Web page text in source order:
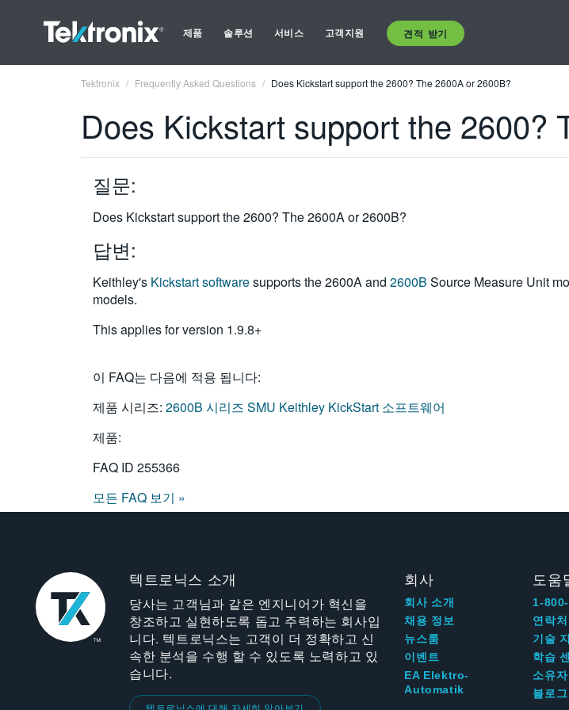
제품 솔루션 서비스 고객지원 견적 받기
Tektronix Frequently Asked Questions Does Kickstart support the 2600? The 2600A or 2600B?
Does Kickstart support the 2600?
질문:
Does Kickstart support the 2600? The 2600A or 2600B?
답변:
Keithley's Kickstart softwaresupports the 2600A and 2600B Source Measure Unit
models.
This applies for version 1.9.8+
이 FAQ는 다음에 적용 됩니다:
제품 시리즈: 2600B 시리즈 SMU Keithley KickStart 소프트웨어
제품:
FAQ ID 255366
모든 FAQ 보기 »
텍트로닉스 소개
당사는 고객님과 같은 엔지니어가 혁신을
창조하고 실현하도록 돕고 주력하는 회사입
니다. 텍트로닉스는 고객이 더 정확하고 신
속한 분석을 수행 할 수 있도록 노력하고 있
습니다.
텍트로닉스에 대해 자세히 알아보기
회사
회사 소개
채용 정보
뉴스룸
이벤트
EA Elektro-
Automatik
도움
1-
연락처
기술
학습
소유
블로그